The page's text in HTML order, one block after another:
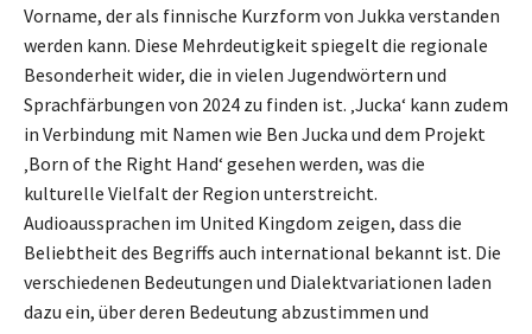
Vorname, der als finnische Kurzform von Jukka verstanden
werden kann. Diese Mehrdeutigkeit spiegelt die regionale
Besonderheit wider, die in vielen Jugendwörtern und
Sprachfärbungen von 2024 zu finden ist. ‚Jucka‘ kann zudem
in Verbindung mit Namen wie Ben Jucka und dem Projekt
‚Born of the Right Hand‘ gesehen werden, was die
kulturelle Vielfalt der Region unterstreicht.
Audioaussprachen im United Kingdom zeigen, dass die
Beliebtheit des Begriffs auch international bekannt ist. Die
verschiedenen Bedeutungen und Dialektvariationen laden
dazu ein, über deren Bedeutung abzustimmen und